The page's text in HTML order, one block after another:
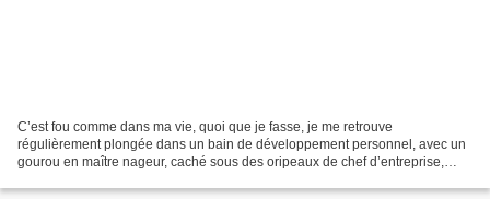
C’est fou comme dans ma vie, quoi que je fasse, je me retrouve
régulièrement plongée dans un bain de développement personnel, avec un
gourou en maître nageur, caché sous des oripeaux de chef d’entreprise,